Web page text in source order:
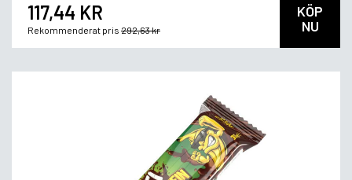
117,44 KR
Rekommenderat pris 292,63 kr
KÖP
NU